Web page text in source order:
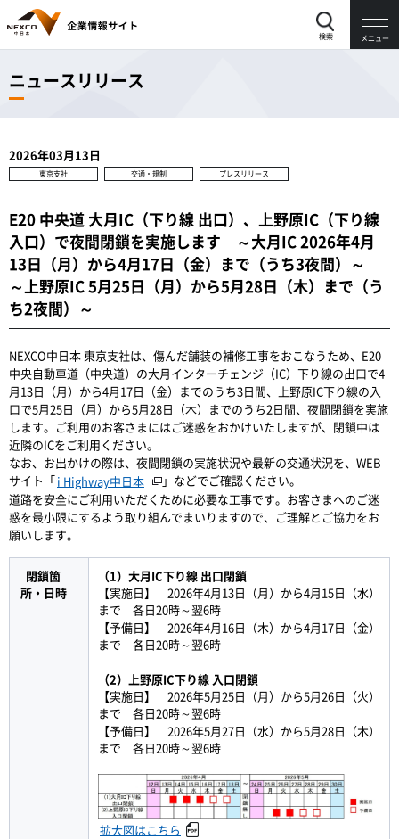
検索 メニュー
ニュースリリース
2026年03月13日
東京支社 交通・規制 プレスリリース
E20 中央道 大月IC（下り線 出口）、上野原IC（下り線
入口）で夜間閉鎖を実施します ～大月IC 2026年4月
13日（月）から4月17日（金）まで（うち3夜間）～
～上野原IC 5月25日（月）から5月28日（木）まで（う
ち2夜間）～
NEXCO中日本 東京支社は、傷んだ舗装の補修工事をおこなうため、E20
中央自動車道（中央道）の大月インターチェンジ（IC）下り線の出口で4
月13日（月）から4月17日（金）までのうち3日間、上野原IC下り線の入
口で5月25日（月）から5月28日（木）までのうち2日間、夜間閉鎖を実施
します。ご利用のお客さまにはご迷惑をおかけいたしますが、閉鎖中は
近隣のICをご利用ください。
なお、お出かけの際は、夜間閉鎖の実施状況や最新の交通状況を、WEB
サイト「i Highway中日本
」などでご確認ください。
道路を安全にご利用いただくために必要な工事です。お客さまへのご迷
惑を最小限にするよう取り組んでまいりますので、ご理解とご協力をお
願いします。
閉鎖箇
所・日時
（1）大月IC下り線 出口閉鎖
【実施日】 2026年4月13日（月）から4月15日（水）
まで 各日20時～翌6時
【予備日】 2026年4月16日（木）から4月17日（金）
まで 各日20時～翌6時
（2）上野原IC下り線 入口閉鎖
【実施日】 2026年5月25日（月）から5月26日（火）
まで 各日20時～翌6時
【予備日】 2026年5月27日（水）から5月28日（木）
まで 各日20時～翌6時
拡大図はこちら